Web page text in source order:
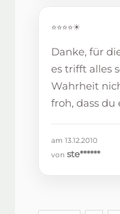
⭐⭐⭐⭐☀
Danke, für
es trifft alles
Wahrheit
froh, dass du
am 13.12.2010
vonste******